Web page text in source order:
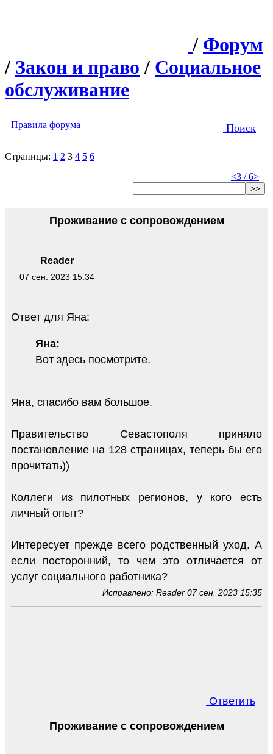
/ Форум
/ Закон и право / Социальное
обслуживание
Правила форума Поиск
Страницы: 1 2 3 4 5 6
<3 / 6>
>>
Reader
07 сен. 2023 15:34
Проживание с сопровождением
Ответ для Яна:
Яна:
Вот здесь посмотрите.
Яна, спасибо вам большое.
Правительство Севастополя приняло
постановление на 128 страницах, теперь бы его
прочитать))
Коллеги из пилотных регионов, у кого есть
личный опыт?
Интересует прежде всего родственный уход. А
если посторонний, то чем это отличается от
услуг социального работника?
Исправлено: Reader 07 сен. 2023 15:35
Ответить
Проживание с сопровождением